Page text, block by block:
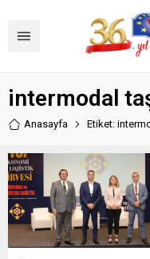
intermodal
Anasayfa Etiket: